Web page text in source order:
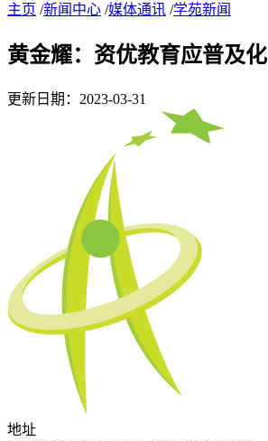
主页 /新闻中心 /媒体通讯 /学苑新闻
黄金耀：资优教育应普及化
更新日期：2023-03-31
地址